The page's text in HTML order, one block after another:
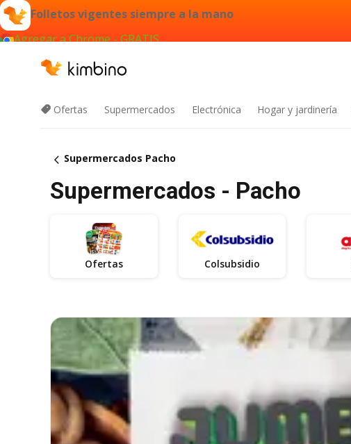
Folletos vigentes siempre a la mano
Agregar a Chrome - GRATIS
Ofertas Supermercados Electrónica Hogar y jardinería
Supermercados Pacho
Supermercados - Pacho
Ofertas Colsubsidio